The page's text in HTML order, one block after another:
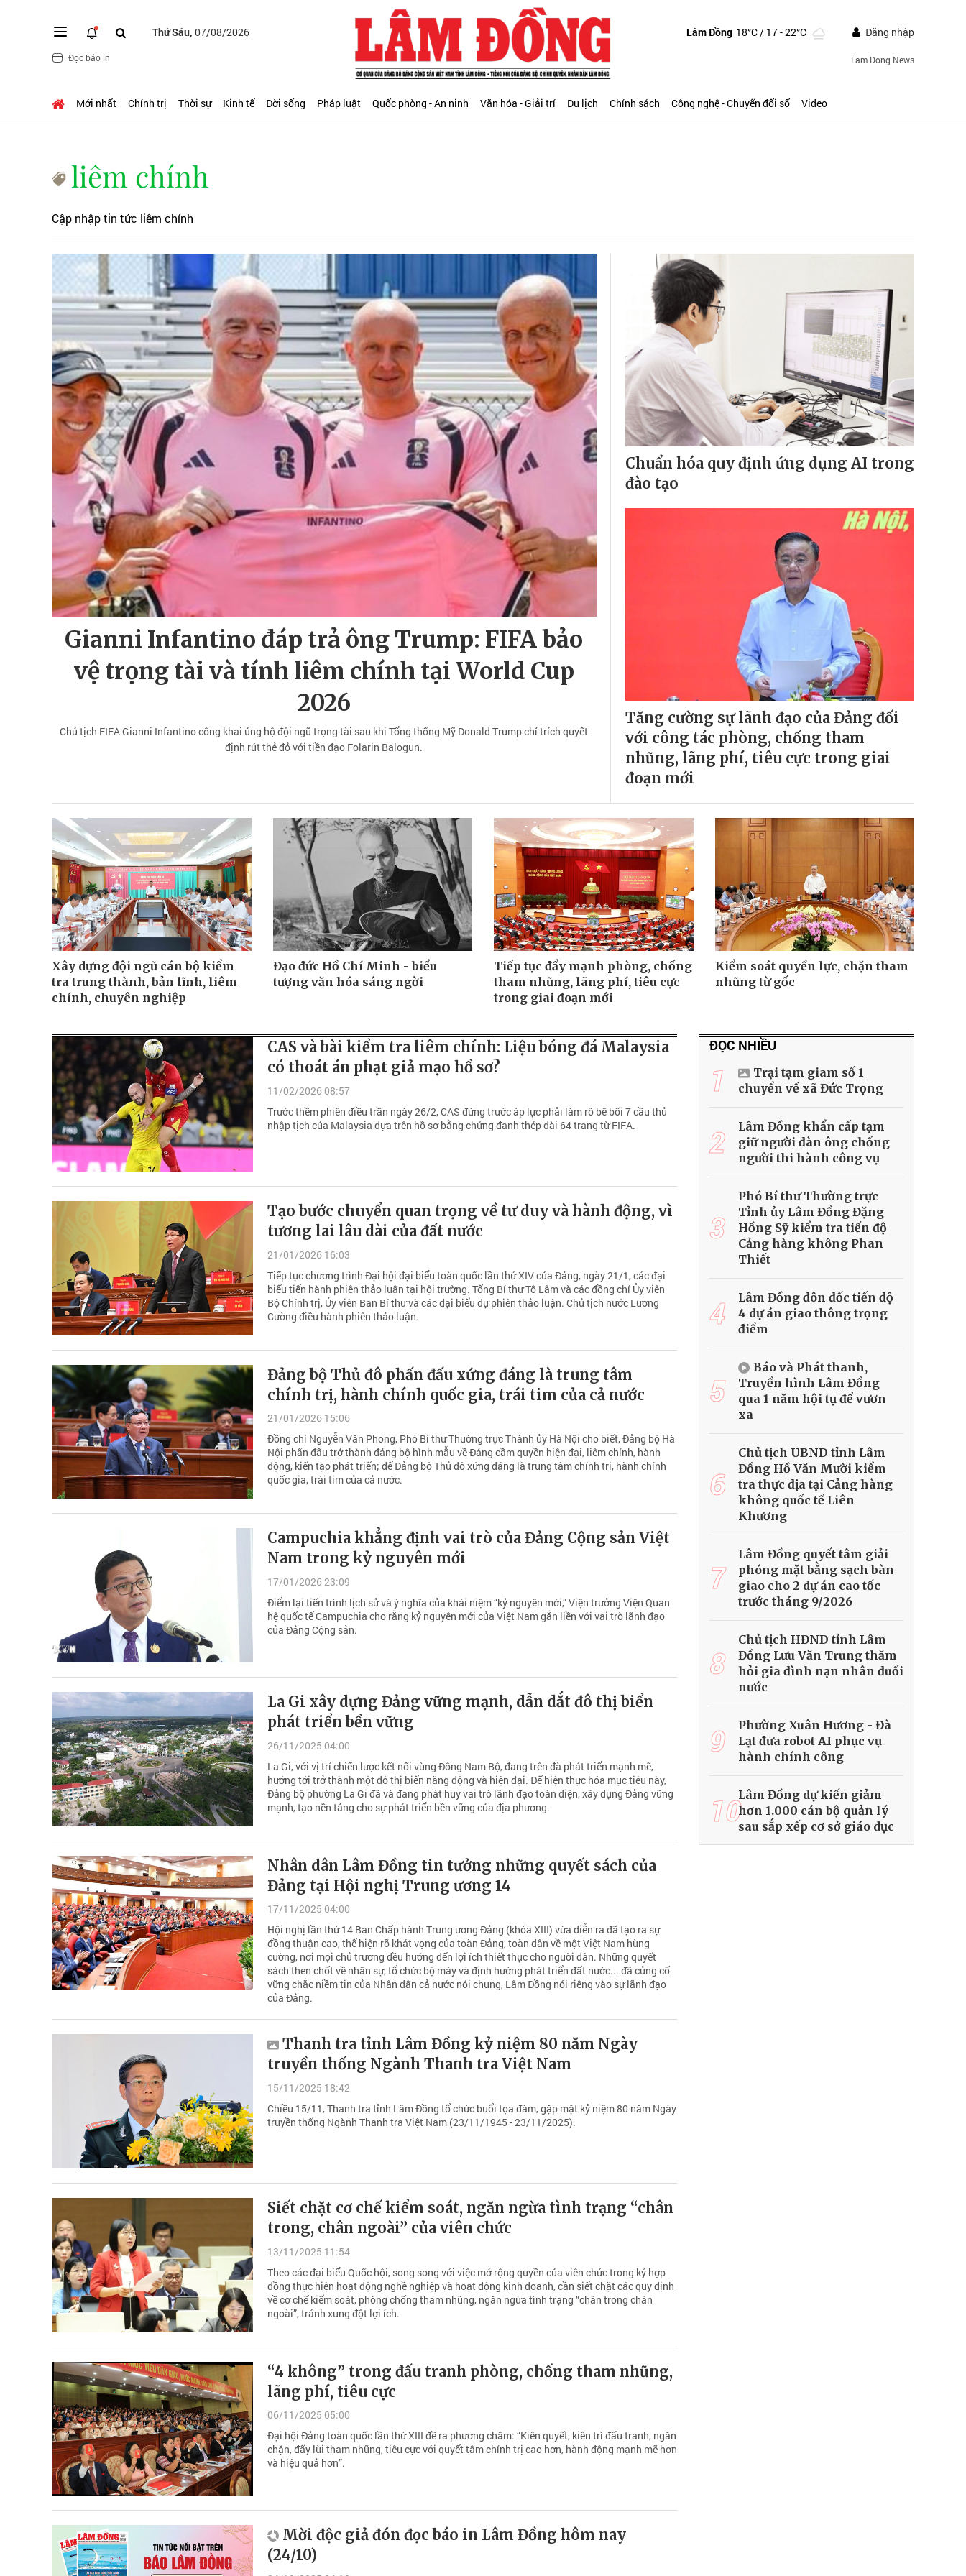
Thứ Sáu, 07/08/2026
Đọc báo in
Lâm Đồng 18°C/ 17 - 22°C Đăng nhập
Lam Dong News
Mới nhất Chính trị Thời sự Kinh tế Đời sống Pháp luật Quốc phòng - An ninh Văn hóa - Giải trí Du lịch Chính sách Công nghệ - Chuyển đổi số Video
liêm chính
Cập nhập tin tức liêm chính
Gianni Infantino đáp trả ông Trump: FIFA bảo
vệ trọng tài và tính liêm chính tại World Cup
2026
Chủ tịch FIFA Gianni Infantino công khai ủng hộ đội ngũ trọng tài sau khi Tổng thống Mỹ Donald Trump chỉ trích quyết
định rút thẻ đỏ với tiền đạo Folarin Balogun.
Chuẩn hóa quy định ứng dụng AI trong
đào tạo
Tăng cường sự lãnh đạo của Đảng đối
với công tác phòng, chống tham
nhũng, lãng phí, tiêu cực trong giai
đoạn mới
Xây dựng đội ngũ cán bộ kiểm
tra trung thành, bản lĩnh, liêm
chính, chuyên nghiệp
Đạo đức Hồ Chí Minh - biểu
tượng văn hóa sáng ngời
Tiếp tục đẩy mạnh phòng, chống
tham nhũng, lãng phí, tiêu cực
trong giai đoạn mới
Kiểm soát quyền lực, chặn tham
nhũng từ gốc
CAS và bài kiểm tra liêm chính: Liệu bóng đá Malaysia
có thoát án phạt giả mạo hồ sơ?
11/02/2026 08:57
Trước thềm phiên điều trần ngày 26/2, CAS đứng trước áp lực phải làm rõ bê bối 7 cầu thủ
nhập tịch của Malaysia dựa trên hồ sơ bằng chứng đanh thép dài 64 trang từ FIFA.
Tạo bước chuyển quan trọng về tư duy và hành động, vì
tương lai lâu dài của đất nước
21/01/2026 16:03
Tiếp tục chương trình Đại hội đại biểu toàn quốc lần thứ XIV của Đảng, ngày 21/1, các đại
biểu tiến hành phiên thảo luận tại hội trường. Tổng Bí thư Tô Lâm và các đồng chí Ủy viên
Bộ Chính trị, Ủy viên Ban Bí thư và các đại biểu dự phiên thảo luận. Chủ tịch nước Lương
Cường điều hành phiên thảo luận.
Đảng bộ Thủ đô phấn đấu xứng đáng là trung tâm
chính trị, hành chính quốc gia, trái tim của cả nước
21/01/2026 15:06
Đồng chí Nguyễn Văn Phong, Phó Bí thư Thường trực Thành ủy Hà Nội cho biết, Đảng bộ Hà
Nội phấn đấu trở thành đảng bộ hình mẫu về Đảng cầm quyền hiện đại, liêm chính, hành
động, kiến tạo phát triển; để Đảng bộ Thủ đô xứng đáng là trung tâm chính trị, hành chính
quốc gia, trái tim của cả nước.
Campuchia khẳng định vai trò của Đảng Cộng sản Việt
Nam trong kỷ nguyên mới
17/01/2026 23:09
Điểm lại tiến trình lịch sử và ý nghĩa của khái niệm “kỷ nguyên mới,” Viện trưởng Viện Quan
hệ quốc tế Campuchia cho rằng kỷ nguyên mới của Việt Nam gắn liền với vai trò lãnh đạo
của Đảng Cộng sản.
La Gi xây dựng Đảng vững mạnh, dẫn dắt đô thị biển
phát triển bền vững
26/11/2025 04:00
La Gi, với vị trí chiến lược kết nối vùng Đông Nam Bộ, đang trên đà phát triển mạnh mẽ,
hướng tới trở thành một đô thị biển năng động và hiện đại. Để hiện thực hóa mục tiêu này,
Đảng bộ phường La Gi đã và đang phát huy vai trò lãnh đạo toàn diện, xây dựng Đảng vững
mạnh, tạo nền tảng cho sự phát triển bền vững của địa phương.
Nhân dân Lâm Đồng tin tưởng những quyết sách của
Đảng tại Hội nghị Trung ương 14
17/11/2025 04:00
Hội nghị lần thứ 14 Ban Chấp hành Trung ương Đảng (khóa XIII) vừa diễn ra đã tạo ra sự
đồng thuận cao, thể hiện rõ khát vọng của toàn Đảng, toàn dân về một Việt Nam hùng
cường, nơi mọi chủ trương đều hướng đến lợi ích thiết thực cho người dân. Những quyết
sách then chốt về nhân sự, tổ chức bộ máy và định hướng phát triển đất nước... đã củng cố
vững chắc niềm tin của Nhân dân cả nước nói chung, Lâm Đồng nói riêng vào sự lãnh đạo
của Đảng.
Thanh tra tỉnh Lâm Đồng kỷ niệm 80 năm Ngày
truyền thống Ngành Thanh tra Việt Nam
15/11/2025 18:42
Chiều 15/11, Thanh tra tỉnh Lâm Đồng tổ chức buổi tọa đàm, gặp mặt kỷ niệm 80 năm Ngày
truyền thống Ngành Thanh tra Việt Nam (23/11/1945 - 23/11/2025).
Siết chặt cơ chế kiểm soát, ngăn ngừa tình trạng “chân
trong, chân ngoài” của viên chức
13/11/2025 11:54
Theo các đại biểu Quốc hội, song song với việc mở rộng quyền của viên chức trong ký hợp
đồng thực hiện hoạt động nghề nghiệp và hoạt động kinh doanh, cần siết chặt các quy định
về cơ chế kiểm soát, phòng chống tham nhũng, ngăn ngừa tình trạng “chân trong chân
ngoài”, tránh xung đột lợi ích.
“4 không” trong đấu tranh phòng, chống tham nhũng,
lãng phí, tiêu cực
06/11/2025 05:00
Đại hội Đảng toàn quốc lần thứ XIII đề ra phương châm: “Kiên quyết, kiên trì đấu tranh, ngăn
chặn, đẩy lùi tham nhũng, tiêu cực với quyết tâm chính trị cao hơn, hành động mạnh mẽ hơn
và hiệu quả hơn”.
Mời độc giả đón đọc báo in Lâm Đồng hôm nay
(24/10)
ĐỌC NHIỀU
1
Trại tạm giam số 1
chuyển về xã Đức Trọng
2
Lâm Đồng khẩn cấp tạm
giữ người đàn ông chống
người thi hành công vụ
3
Phó Bí thư Thường trực
Tỉnh ủy Lâm Đồng Đặng
Hồng Sỹ kiểm tra tiến độ
Cảng hàng không Phan
Thiết
4
Lâm Đồng đôn đốc tiến độ
4 dự án giao thông trọng
điểm
5
Báo và Phát thanh,
Truyền hình Lâm Đồng
qua 1 năm hội tụ để vươn
xa
6
Chủ tịch UBND tỉnh Lâm
Đồng Hồ Văn Mười kiểm
tra thực địa tại Cảng hàng
không quốc tế Liên
Khương
7
Lâm Đồng quyết tâm giải
phóng mặt bằng sạch bàn
giao cho 2 dự án cao tốc
trước tháng 9/2026
8
Chủ tịch HĐND tỉnh Lâm
Đồng Lưu Văn Trung thăm
hỏi gia đình nạn nhân đuối
nước
9
Phường Xuân Hương - Đà
Lạt đưa robot AI phục vụ
hành chính công
10Lâm Đồng dự kiến giảm
hơn 1.000 cán bộ quản lý
sau sắp xếp cơ sở giáo dục